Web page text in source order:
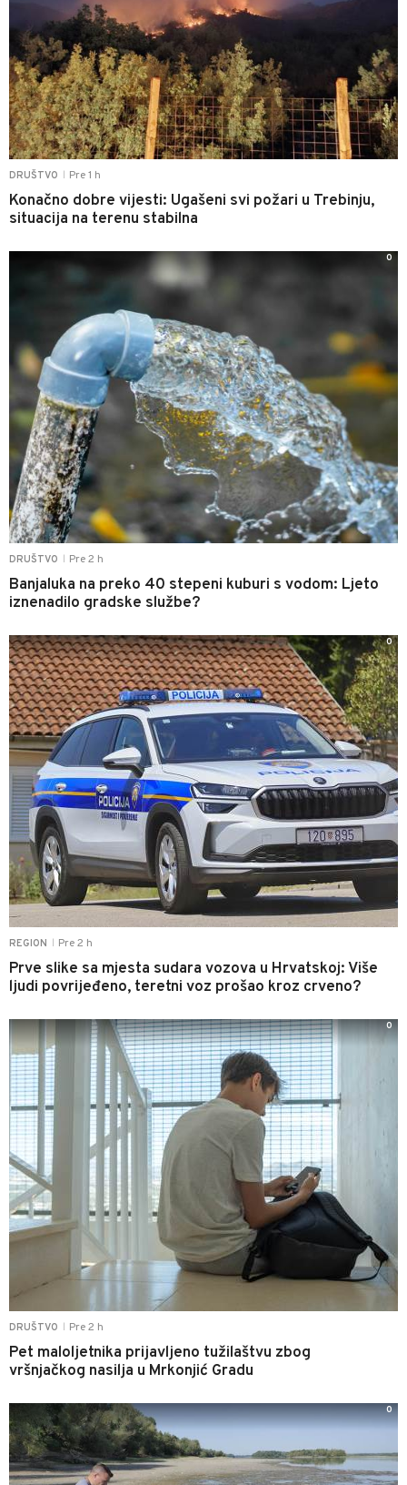
DRUŠTVO Pre 1 h
Konačno dobre vijesti: Ugašeni svi požari u Trebinju,
situacija na terenu stabilna
DRUŠTVO Pre 2 h
Banjaluka na preko 40 stepeni kuburi s vodom: Ljeto
iznenadilo gradske službe?
0
REGION Pre 2 h
Prve slike sa mjesta sudara vozova u Hrvatskoj: Više
ljudi povrijeđeno, teretni voz prošao kroz crveno?
0
DRUŠTVO Pre 2 h
Pet maloljetnika prijavljeno tužilaštvu zbog
vršnjačkog nasilja u Mrkonjić Gradu
0
0